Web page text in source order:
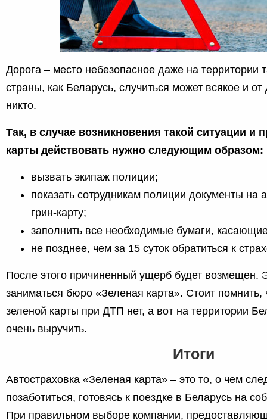
Дорога – место небезопасное даже на территории
страны, как Беларусь, случиться может всякое и
никто.
Так, в случае возникновения такой ситуации и
карты действовать нужно следующим образом:
вызвать экипаж полиции;
показать сотрудникам полиции документы на
грин-карту;
заполнить все необходимые бумаги,
не позднее, чем за 15 суток обратиться к
После этого причиненный ущерб будет возмещен.
заниматься бюро «Зеленая карта». Стоит помнить,
зеленой карты при ДТП нет, а вот на территории
очень выручить.
Итоги
Автостраховка «Зеленая карта» – это то, о чем
позаботиться, готовясь к поездке в Беларусь на
При правильном выборе компании,